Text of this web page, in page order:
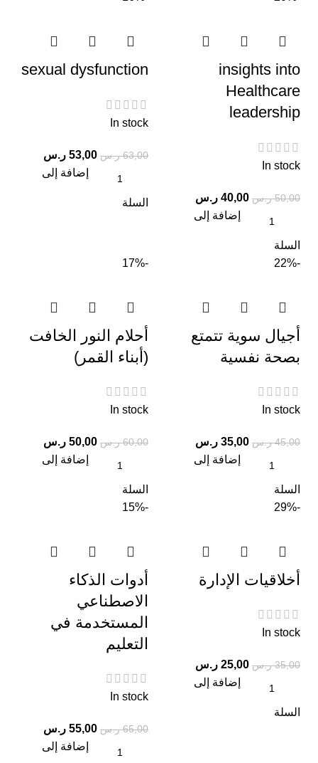
insights into
Healthcare
leadership
In stock
50,00 ر.س 40,00 ر.س
إضافة إلى
السلة
sexual dysfunction
In stock
63,00 ر.س 53,00 ر.س
إضافة إلى
السلة
-22%
أجيال سوية تتمتع
بصحة نفسية
In stock
45,00 ر.س 35,00 ر.س
إضافة إلى
السلة
-17%
أحلام النور الخافت
(أبناء القمر)
In stock
60,00 ر.س 50,00 ر.س
إضافة إلى
السلة
-29%
أخلاقيات الإدارة
In stock
35,00 ر.س 25,00 ر.س
إضافة إلى
السلة
-15%
أدوات الذكاء
الاصطناعي
المستخدمة في
التعليم
In stock
65,00 ر.س 55,00 ر.س
إضافة إلى